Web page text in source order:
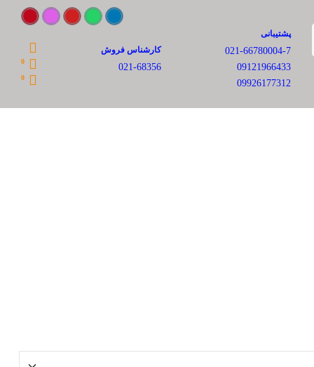
پشتیبانی
021-66780004-7
09121966433
09926177312
کارشناس فروش
021-68356
0
0